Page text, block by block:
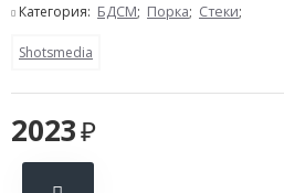
2023
Категория: БДСМ; Порка; Стеки;
Shotsmedia